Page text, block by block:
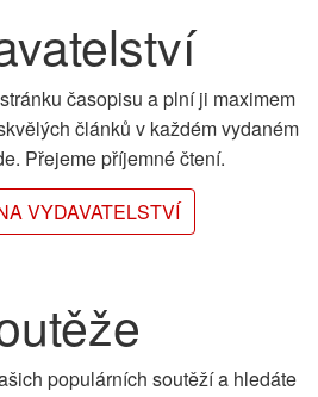
časopisu a plní ji maximem
článků v každém vydaném
Přejeme příjemné čtení.
VYDAVATELSTVÍ
populárních soutěží a hledáte